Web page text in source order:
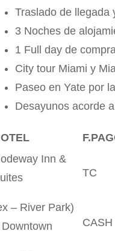
Traslado de llegada
3 Noches de
1 Full day de
City tour Miami y
Paseo en Yate por
Desayunos acorde
Inn &
– River Park)
TC
CASH